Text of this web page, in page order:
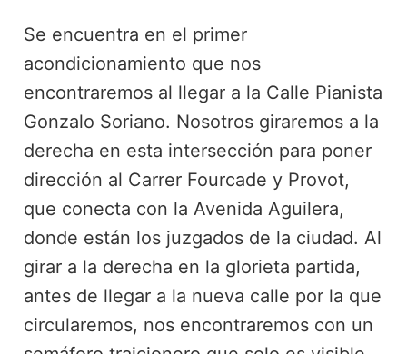
Se encuentra en el primer
acondicionamiento que nos
encontraremos al llegar a la Calle Pianista
Gonzalo Soriano. Nosotros giraremos a la
derecha en esta intersección para poner
dirección al Carrer Fourcade y Provot,
que conecta con la Avenida Aguilera,
donde están los juzgados de la ciudad. Al
girar a la derecha en la glorieta partida,
antes de llegar a la nueva calle por la que
circularemos, nos encontraremos con un